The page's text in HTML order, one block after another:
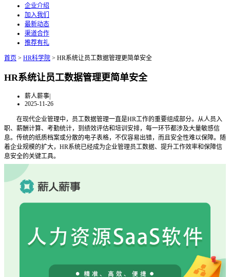
企业介绍
加入我们
最新动态
渠道合作
推荐有礼
首页 > HR科学院 > HR系统让员工数据管理更简单安全
HR系统让员工数据管理更简单安全
薪人薪事|
2025-11-26
在现代企业管理中，员工数据管理一直是HR工作的重要组成部分。从人员入
职、薪酬计算、考勤统计，到绩效评估和培训安排，每一环节都涉及大量敏感信
息。传统的纸质档案或分散的电子表格，不仅容易出错，而且安全性难以保障。随
着企业规模的扩大，HR系统已经成为企业管理员工数据、提升工作效率和保障信
息安全的关键工具。